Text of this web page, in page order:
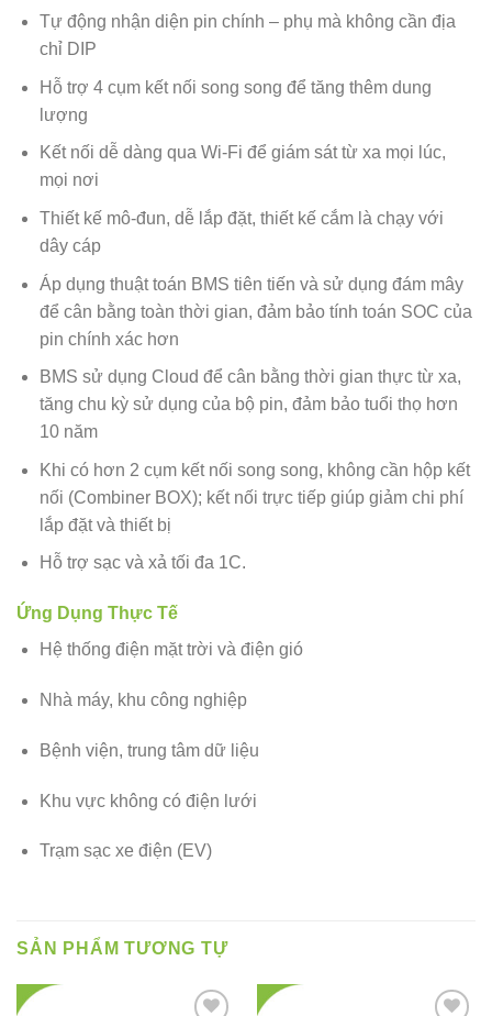
Tự động nhận diện pin chính – phụ mà không cần địa
chỉ DIP
Hỗ trợ 4 cụm kết nối song song để tăng thêm dung
lượng
Kết nối dễ dàng qua Wi-Fi để giám sát từ xa mọi lúc,
mọi nơi
Thiết kế mô-đun, dễ lắp đặt, thiết kế cắm là chạy với
dây cáp
Áp dụng thuật toán BMS tiên tiến và sử dụng đám mây
để cân bằng toàn thời gian, đảm bảo tính toán SOC của
pin chính xác hơn
BMS sử dụng Cloud để cân bằng thời gian thực từ xa,
tăng chu kỳ sử dụng của bộ pin, đảm bảo tuổi thọ hơn
10 năm
Khi có hơn 2 cụm kết nối song song, không cần hộp kết
nối (Combiner BOX); kết nối trực tiếp giúp giảm chi phí
lắp đặt và thiết bị
Hỗ trợ sạc và xả tối đa 1C.
Ứng Dụng Thực Tế
Hệ thống điện mặt trời và điện gió
Nhà máy, khu công nghiệp
Bệnh viện, trung tâm dữ liệu
Khu vực không có điện lưới
Trạm sạc xe điện (EV)
SẢN PHẨM TƯƠNG TỰ